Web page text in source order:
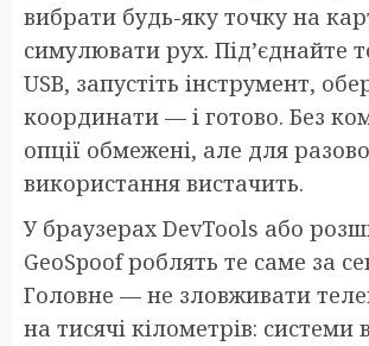
вибрати будь-яку точку на
симулювати рух. Під’єднайте
USB, запустіть інструмент,
координати — і готово. Без
опції обмежені, але для
використання вистачить.
У браузерах DevTools або
GeoSpoof роблять те саме за
Головне — не зловживати
на тисячі кілометрів: системи